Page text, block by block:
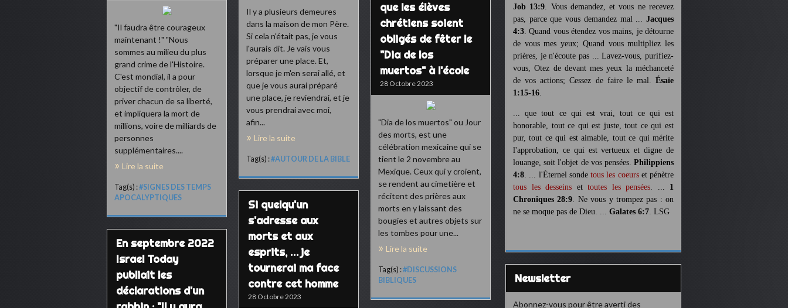
"Il faudra être courageux
maintenant !" "Nous
sommes au milieu du plus
grand crime de l'Histoire.
C'est mondial, il a pour
objectif de contrôler, de
priver chacun de sa liberté,
et impliquera la mort de
millions, voire de milliards de
personnes
supplémentaires....
Lire la suite
Tag(s) :#SIGNES DES TEMPS
APOCALYPTIQUES
Il y a plusieurs demeures
dans la maison de mon Père.
Si cela n'était pas, je vous
l'aurais dit. Je vais vous
préparer une place. Et,
lorsque je m'en serai allé, et
que je vous aurai préparé
une place, je reviendrai, et je
vous prendrai avec moi,
afin...
Lire la suite
Tag(s) :#AUTOUR DE LA BIBLE
que les élèves
chrétiens soient
obligés de fêter le
"Dia de los
muertos" à l'école
28 Octobre 2023
"Dia de los muertos" ou Jour
des morts, est une
célébration mexicaine qui se
tient le 2 novembre au
Mexique. Ceux qui y croient,
se rendent au cimetière et
récitent des prières aux
morts en y laissant des
bougies et autres objets sur
les tombes pour une...
Lire la suite
Tag(s) :#DISCUSSIONS
BIBLIQUES
Si quelqu'un
s'adresse aux
morts et aux
esprits, … je
tournerai ma face
contre cet homme
28 Octobre 2023
En septembre 2022
Israel Today
publiait les
déclarations d'un
Job 13:9. Vous demandez, et vous ne recevez
pas, parce que vous demandez mal ... Jacques
4:3. Quand vous étendez vos mains, je détourne
de vous mes yeux; Quand vous multipliez les
prières, je n'écoute pas ... Lavez-vous, purifiez-
vous, Otez de devant mes yeux la méchanceté
de vos actions; Cessez de faire le mal. Ésaïe
1:15-16.
... que tout ce qui est vrai, tout ce qui est
honorable, tout ce qui est juste, tout ce qui est
pur, tout ce qui est aimable, tout ce qui mérite
l'approbation, ce qui est vertueux et digne de
louange, soit l'objet de vos pensées. Philippiens
4:8. ... l'Éternel sonde tous les coeurset pénètre
tous les desseins et toutes les pensées. ... 1
Chroniques 28:9. Ne vous y trompez pas : on
ne se moque pas de Dieu. ... Galates 6:7. LSG
Newsletter
Abonnez-vous pour être averti des